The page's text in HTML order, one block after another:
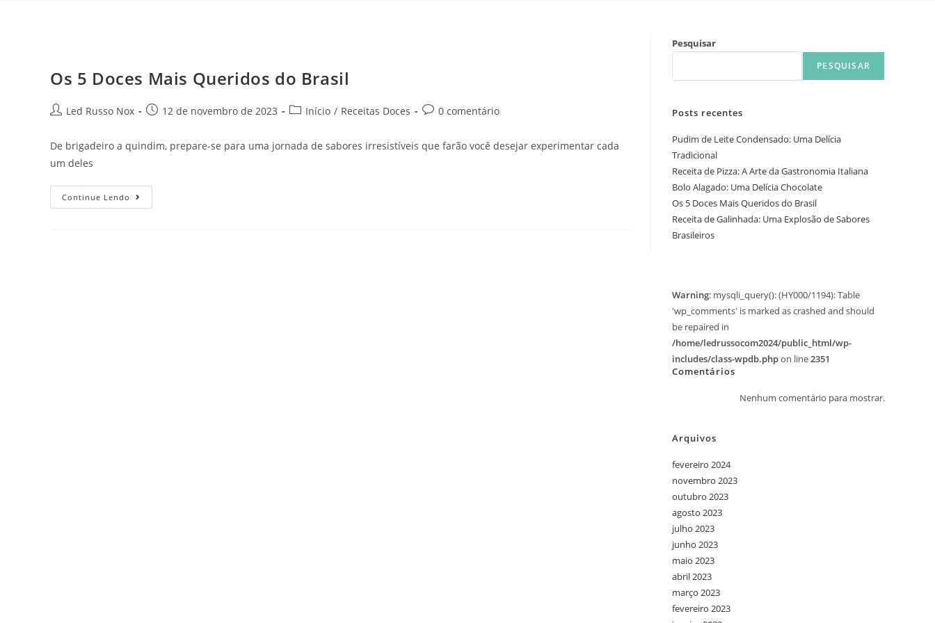
Os 5 Doces Mais Queridos do Brasil
Led Russo Nox 12 de novembro de 2023 Início / Receitas Doces 0 comentário
De brigadeiro a quindim, prepare-se para uma jornada de sabores irresistíveis que farão você desejar experimentar cada
um deles
Continue Lendo
Pesquisar
PESQUISAR
Posts recentes
Pudim de Leite Condensado: Uma Delícia
Tradicional
Receita de Pizza: A Arte da Gastronomia Italiana
Bolo Alagado: Uma Delícia Chocolate
Os 5 Doces Mais Queridos do Brasil
Receita de Galinhada: Uma Explosão de Sabores
Brasileiros
Warning: mysqli_query(): (HY000/1194): Table
'wp_comments' is marked as crashed and should
be repaired in
/home/ledrussocom2024/public_html/wp-
includes/class-wpdb.phpon line2351
Comentários
Nenhum comentário para mostrar.
Arquivos
fevereiro 2024
novembro 2023
outubro 2023
agosto 2023
julho 2023
junho 2023
maio 2023
abril 2023
março 2023
fevereiro 2023